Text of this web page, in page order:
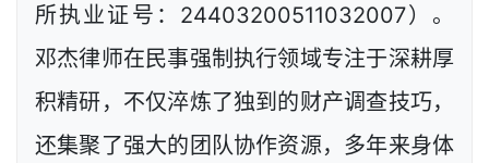
所执业证号：24403200511032007）。
邓杰律师在民事强制执行领域专注于深耕厚
积精研，不仅淬炼了独到的财产调查技巧，
还集聚了强大的团队协作资源，多年来身体